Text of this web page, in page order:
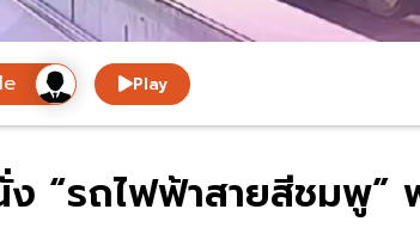
Play
“รถไฟฟ้าสายสีชมพู”